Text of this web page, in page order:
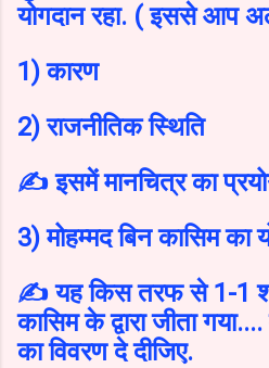
योगदान रहा. ( इससे आप
1) कारण
2) राजनीतिक स्थिति
✍️ इसमें मानचित्र का
3) मोहम्मद बिन कासिम का
✍️ यह किस तरफ से 1-1
कासिम के द्वारा जीता
का विवरण दे दीजिए.